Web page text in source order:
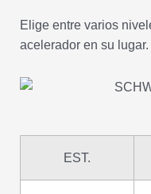
Elige entre varios
acelerador en su lugar.
EST.